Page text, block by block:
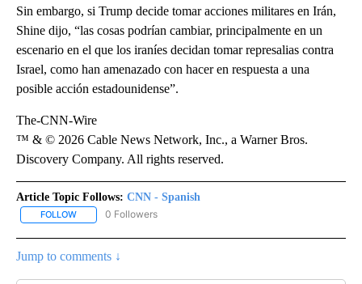
Sin embargo, si Trump decide tomar acciones militares en Irán,
Shine dijo, “las cosas podrían cambiar, principalmente en un
escenario en el que los iraníes decidan tomar represalias contra
Israel, como han amenazado con hacer en respuesta a una
posible acción estadounidense”.
The-CNN-Wire
™ & © 2026 Cable News Network, Inc., a Warner Bros.
Discovery Company. All rights reserved.
Article Topic Follows: CNN - Spanish
FOLLOW FOLLOW "CNN - SPANISH" TO RECEIVE NOTIFICATIONS ABOUT
0 Followers
Jump to comments ↓